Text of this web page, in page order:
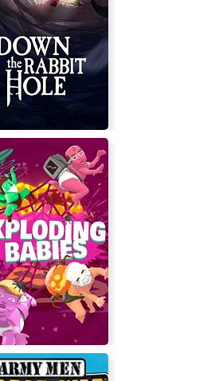
Encounter
the Rabbit Hole